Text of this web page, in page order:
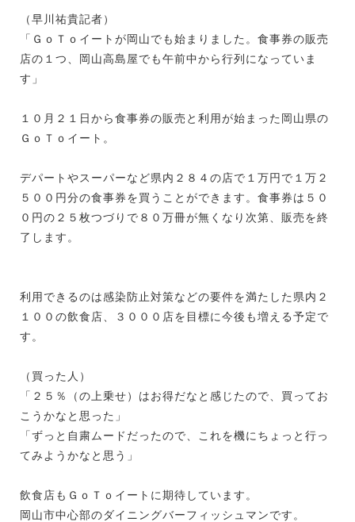
（早川祐貴記者）
「ＧｏＴｏイートが岡山でも始まりました。食事券の販売
店の１つ、岡山高島屋でも午前中から行列になっていま
す」
１０月２１日から食事券の販売と利用が始まった岡山県の
ＧｏＴｏイート。
デパートやスーパーなど県内２８４の店で１万円で１万２
５００円分の食事券を買うことができます。食事券は５０
０円の２５枚つづりで８０万冊が無くなり次第、販売を終
了します。
利用できるのは感染防止対策などの要件を満たした県内２
１００の飲食店、３０００店を目標に今後も増える予定で
す。
（買った人）
「２５％（の上乗せ）はお得だなと感じたので、買ってお
こうかなと思った」
「ずっと自粛ムードだったので、これを機にちょっと行っ
てみようかなと思う」
飲食店もＧｏＴｏイートに期待しています。
岡山市中心部のダイニングバーフィッシュマンです。